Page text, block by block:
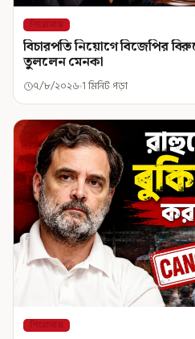
শিরোনাম
বিচারপতি নিয়োগে বিজেপির
তুললেন মেনকা
৭/৮/২০২৬ 1 মিনিট পড়া
শিরোনাম